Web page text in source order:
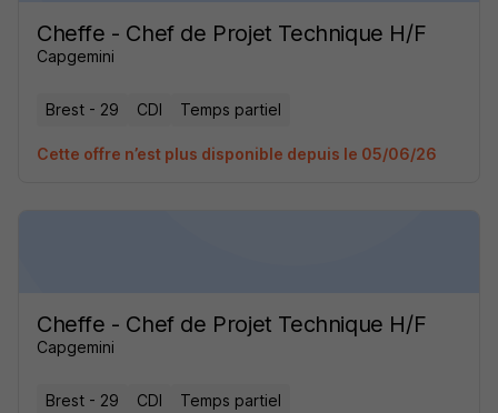
Cheffe - Chef de Projet Technique H/F
Capgemini
Brest - 29 CDI Temps partiel
Cette offre n’est plus disponible depuis le 05/06/26
Cheffe - Chef de Projet Technique H/F
Capgemini
Brest - 29 CDI Temps partiel